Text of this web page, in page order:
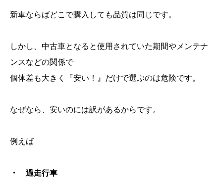
新車ならばどこで購入しても品質は同じです。
しかし、中古車となると使用されていた期間やメンテナ
ンスなどの関係で
個体差も大きく『安い！』だけで選ぶのは危険です。
なぜなら、安いのには訳があるからです。
例えば
・ 過走行車